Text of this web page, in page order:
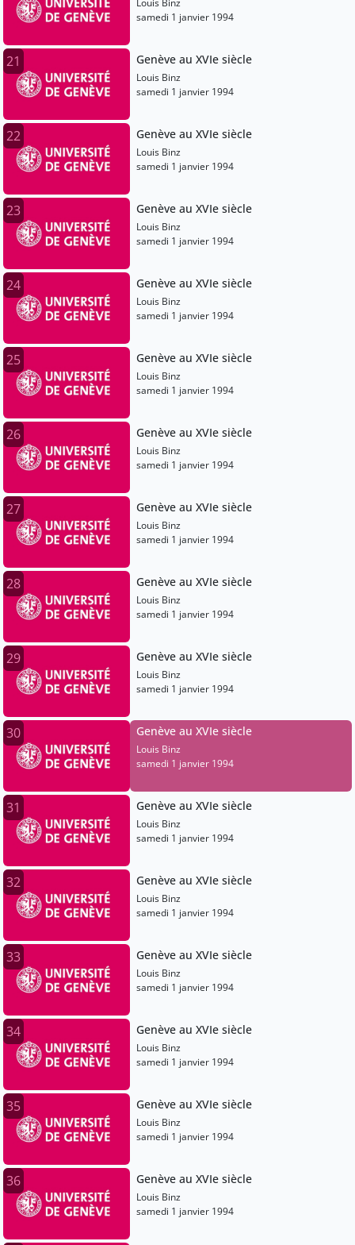
Louis Binz
samedi 1 janvier 1994
21 Genève au XVIe siècle
Louis Binz
samedi 1 janvier 1994
22 Genève au XVIe siècle
Louis Binz
samedi 1 janvier 1994
23 Genève au XVIe siècle
Louis Binz
samedi 1 janvier 1994
24 Genève au XVIe siècle
Louis Binz
samedi 1 janvier 1994
25 Genève au XVIe siècle
Louis Binz
samedi 1 janvier 1994
26 Genève au XVIe siècle
Louis Binz
samedi 1 janvier 1994
27 Genève au XVIe siècle
Louis Binz
samedi 1 janvier 1994
28 Genève au XVIe siècle
Louis Binz
samedi 1 janvier 1994
29 Genève au XVIe siècle
Louis Binz
samedi 1 janvier 1994
30 Genève au XVIe siècle
Louis Binz
samedi 1 janvier 1994
31 Genève au XVIe siècle
Louis Binz
samedi 1 janvier 1994
32 Genève au XVIe siècle
Louis Binz
samedi 1 janvier 1994
33 Genève au XVIe siècle
Louis Binz
samedi 1 janvier 1994
34 Genève au XVIe siècle
Louis Binz
samedi 1 janvier 1994
35 Genève au XVIe siècle
Louis Binz
samedi 1 janvier 1994
36 Genève au XVIe siècle
Louis Binz
samedi 1 janvier 1994